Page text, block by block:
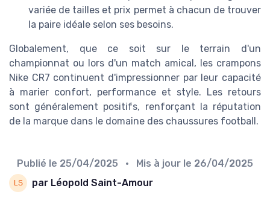
variée de tailles et prix permet à chacun de trouver
la paire idéale selon ses besoins.
Globalement, que ce soit sur le terrain d'un
championnat ou lors d'un match amical, les crampons
Nike CR7 continuent d'impressionner par leur capacité
à marier confort, performance et style. Les retours
sont généralement positifs, renforçant la réputation
de la marque dans le domaine des chaussures football.
Publié le 25/04/2025 • Mis à jour le 26/04/2025
par Léopold Saint-Amour